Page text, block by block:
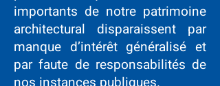
importants de notre patrimoine
architectural disparaissent par
manque d’intérêt généralisé et
par faute de responsabilités de